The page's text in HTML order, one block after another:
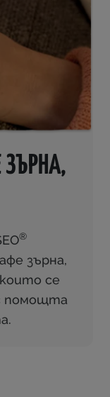
ЗЪРНА,
®
зърна,
се
помощта